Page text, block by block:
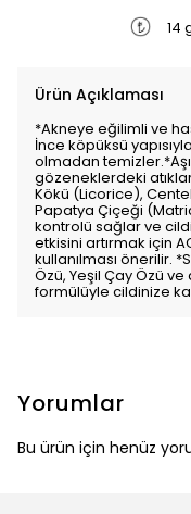
14
Ürün Açıklaması
*Akneye eğilimli ve
İnce köpüksü
olmadan
gözeneklerdeki
Kökü (Licorice),
Papatya Çiçeği
kontrolü sağlar ve
etkisini artırmak için
kullanılması önerilir.
Özü, Yeşil Çay Özü
formülüyle cildinize
Yorumlar
Bu ürün için henüz